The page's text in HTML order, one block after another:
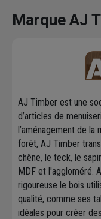
Marque AJ
AJ Timber est une
d’articles de
l’aménagement de la
forêt, AJ Timber
chêne, le teck, le
MDF et l'aggloméré.
rigoureuse le bois
qualité, comme ses
idéales pour créer